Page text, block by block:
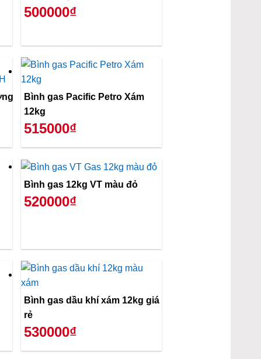
500000₫
Bình gas Pacific Petro Xám
12kg
515000₫
Bình gas 12kg VT màu đỏ
520000₫
Bình gas dầu khí xám 12kg giá
rẻ
530000₫